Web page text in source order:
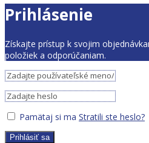
Prihlásenie
Získajte prístup k svojim
položiek a odporúčaniam.
Pamätaj si ma Stratili ste heslo?
Prihlásiť sa